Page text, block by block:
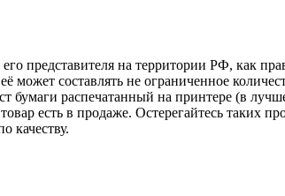
представителя на территории РФ, как
составлять не ограниченное
бумаги распечатанный на принтере (в
есть в продаже. Остерегайтесь таких
качеству.